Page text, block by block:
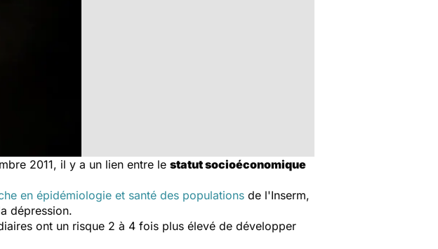
2011, il y a un lien entre le statut socioéconomique
en épidémiologie et santé des populations de l'Inserm,
dépression.
ont un risque 2 à 4 fois plus élevé de développer